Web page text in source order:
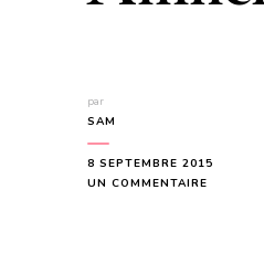
par
SAM
8 SEPTEMBRE 2015
UN COMMENTAIRE